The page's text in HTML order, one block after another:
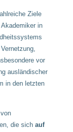
Ziele
in
vor
ausländischer
in den letzten
die sich auf